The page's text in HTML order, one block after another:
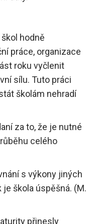
hodně
práce, organizace
roku vyčlenit
sílu. Tuto práci
školám nehradí
za to, že je nutné
celého
s výkony jiných
škola úspěšná. (M.
přinesly